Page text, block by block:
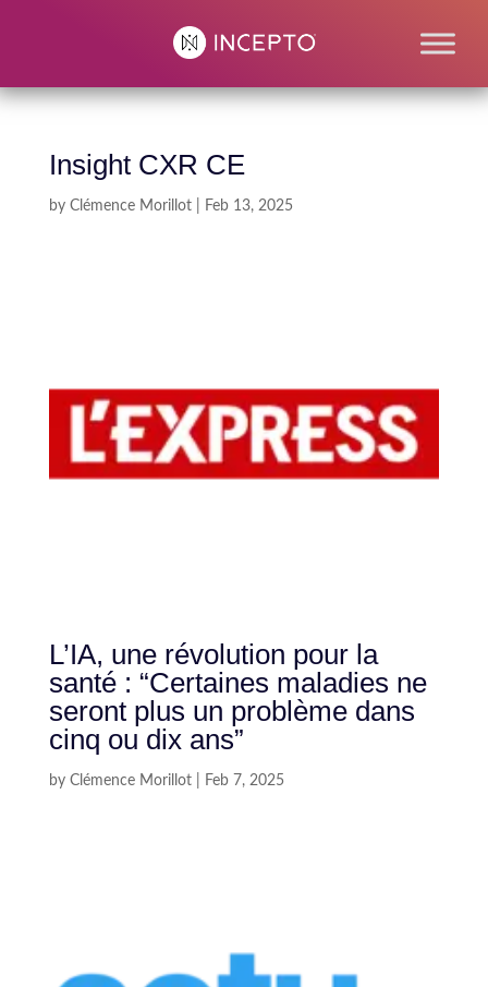
Insight CXR CE
by Clémence Morillot| Feb 13, 2025
L’IA, une révolution pour la
santé : “Certaines maladies ne
seront plus un problème dans
cinq ou dix ans”
by Clémence Morillot| Feb 7, 2025